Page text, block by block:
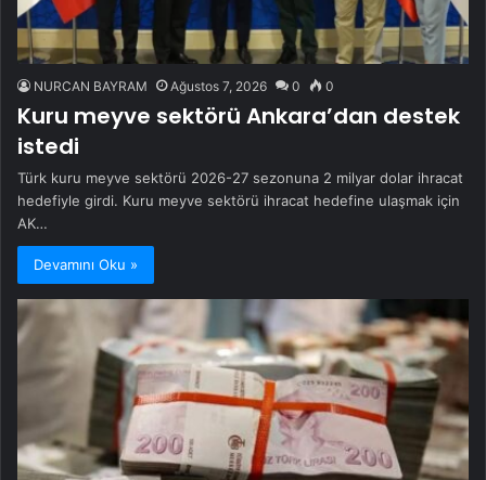
NURCAN BAYRAM Ağustos 7, 2026 0 0
Kuru meyve sektörü Ankara’dan destek
istedi
Türk kuru meyve sektörü 2026-27 sezonuna 2 milyar dolar ihracat
hedefiyle girdi. Kuru meyve sektörü ihracat hedefine ulaşmak için
AK…
Devamını Oku »